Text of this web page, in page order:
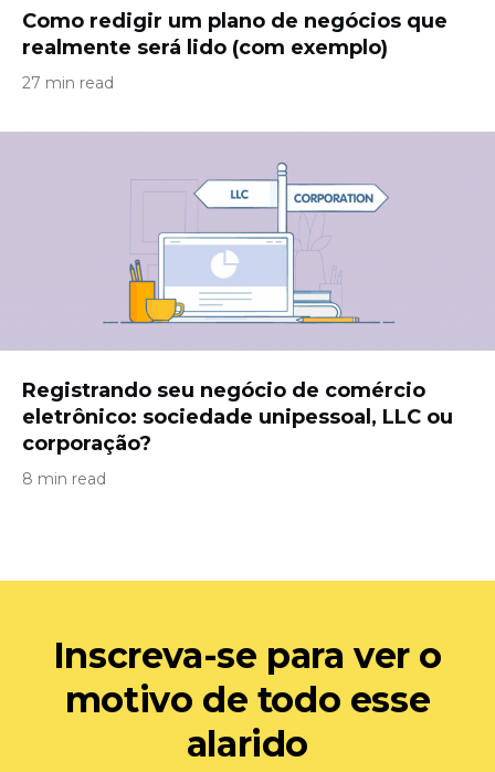
Como redigir um plano de negócios que
realmente será lido (com exemplo)
27 min read
Registrando seu negócio de comércio
eletrônico: sociedade unipessoal, LLC ou
corporação?
8 min read
Inscreva-se para ver o
motivo de todo esse
alarido